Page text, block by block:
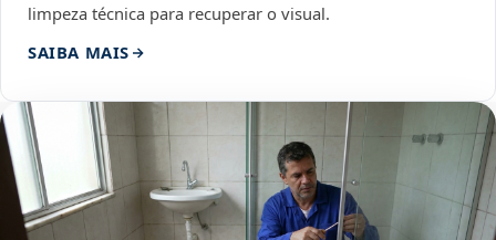
limpeza técnica para recuperar o visual.
SAIBA MAIS